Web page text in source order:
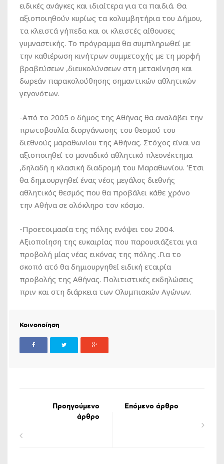
ειδικές ανάγκες και ιδιαίτερα για τα παιδιά. Θα
αξιοποιηθούν κυρίως τα κολυμβητήρια του Δήμου,
τα κλειστά γήπεδα και οι κλειστές αίθουσες
γυμναστικής. Το πρόγραμμα θα συμπληρωθεί με
την καθιέρωση κινήτρων συμμετοχής με τη μορφή
βραβεύσεων ,διευκολύνσεων στη μετακίνηση και
δωρεάν παρακολούθησης σημαντικών αθλητικών
γεγονότων.
-Από το 2005 ο δήμος της Αθήνας θα αναλάβει την
πρωτοβουλία διοργάνωσης του θεσμού του
διεθνούς μαραθωνίου της Αθήνας. Στόχος είναι να
αξιοποιηθεί το μοναδικό αθλητικό πλεονέκτημα
,δηλαδή η κλασική διαδρομή του Μαραθωνίου. Έτσι
θα δημιουργηθεί ένας νέος μεγάλος διεθνής
αθλητικός θεσμός που θα προβάλει κάθε χρόνο
την Αθήνα σε ολόκληρο τον κόσμο.
-Προετοιμασία της πόλης ενόψει του 2004.
Αξιοποίηση της ευκαιρίας που παρουσιάζεται για
προβολή μίας νέας εικόνας της πόλης .Για το
σκοπό ατό θα δημιουργηθεί ειδική εταιρία
προβολής της Αθήνας. Πολιτιστικές εκδηλώσεις
πριν και στη διάρκεια των Ολυμπιακών Αγώνων.
Κοινοποίηση
Προηγούμενο
άρθρο
Επόμενο άρθρο